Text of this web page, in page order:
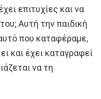
επιτυχίες και να
Αυτή την παιδική
που καταφέραμε,
και έχει καταγραφεί
να τη